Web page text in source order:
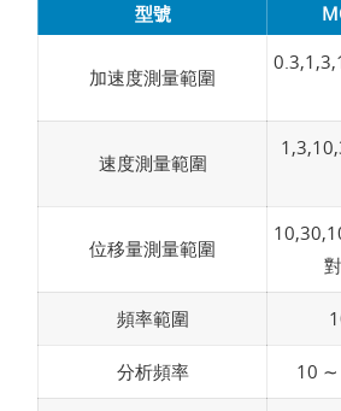
型號
加速度測量範圍
速度測量範圍
位移量測量範圍
頻率範圍
分析頻率 10